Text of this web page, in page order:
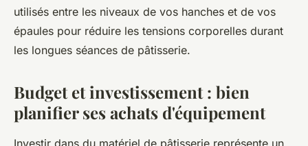
utilisés entre les niveaux de vos hanches et de vos
épaules pour réduire les tensions corporelles durant
les longues séances de pâtisserie.
Budget et investissement : bien
planifier ses achats d'équipement
Investir dans du matériel de pâtisserie représente un